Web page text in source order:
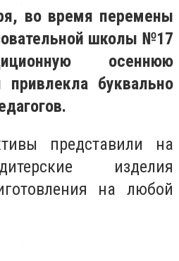
во время перемены
школы №17
осеннюю
привлекла буквально
представили на
изделия
на любой